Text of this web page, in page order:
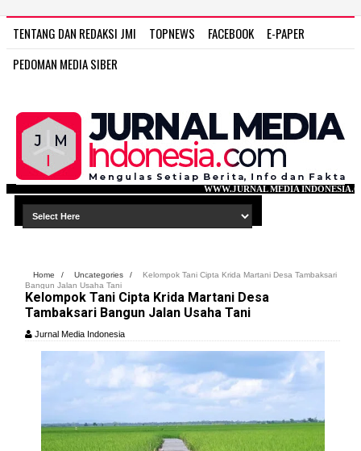
TENTANG DAN REDAKSI JMI TOPNEWS FACEBOOK
E-PAPER
PEDOMAN MEDIA SIBER
WWW.JURNAL MEDIA INDONESIA.COM
Home / Uncategories /
Kelompok Tani Cipta Krida Martani Desa Tambaksari
Bangun Jalan Usaha Tani
Kelompok Tani Cipta Krida Martani Desa
Tambaksari Bangun Jalan Usaha Tani
Jurnal Media Indonesia